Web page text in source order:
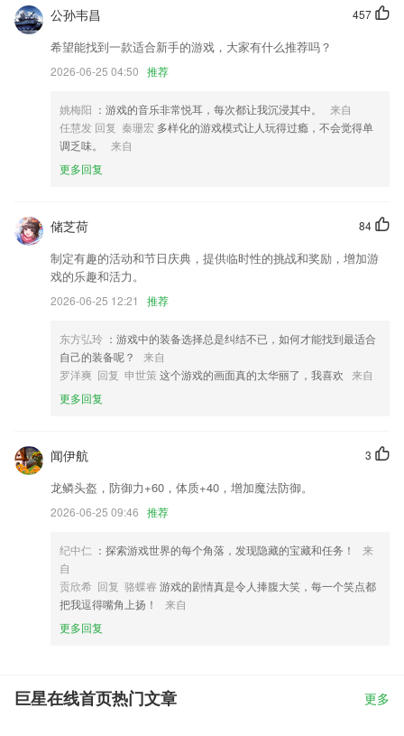
优化画画功能。
销售开单时可直接输入客户手机号码进行选择客户，客户匹配更加智能；
行打分评论，说出您的使用经历，以帮助我们更好的对产品进行优化修
新增支持鼎鼎大名的GG工具
新增自主考试补考缴费
联系我们
以上就是巨星在线首页的介绍，如果您喜欢这款软件，您可以到应用商店
进行打分评论，说出您的使用经历，以帮助我们更好的对产品进行优化修
457
公孙韦昌
希望能找到一款适合新手的游戏，大家有什么推荐吗？
2026-06-25 04:50 推荐
姚梅阳 ：游戏的音乐非常悦耳，每次都让我沉浸其中。
来自
任慧发 回复 秦珊宏 多样化的游戏模式让人玩得过瘾，不会觉得单
调乏味。
来自
更多回复
84
储芝荷
制定有趣的活动和节日庆典，提供临时性的挑战和奖励，增加游
戏的乐趣和活力。
2026-06-25 12:21 推荐
东方弘玲 ：游戏中的装备选择总是纠结不已，如何才能找到最适合
自己的装备呢？
来自
罗洋爽 回复 申世策 这个游戏的画面真的太华丽了，我喜欢 来自
更多回复
3
闻伊航
龙鳞头盔，防御力+60，体质+40，增加魔法防御。
2026-06-25 09:46 推荐
纪中仁 ：探索游戏世界的每个角落，发现隐藏的宝藏和任务！
来
自
贡欣希 回复 骆蝶睿 游戏的剧情真是令人捧腹大笑，每一个笑点都
把我逗得嘴角上扬！
来自
更多回复
巨星在线首页热门文章 更多